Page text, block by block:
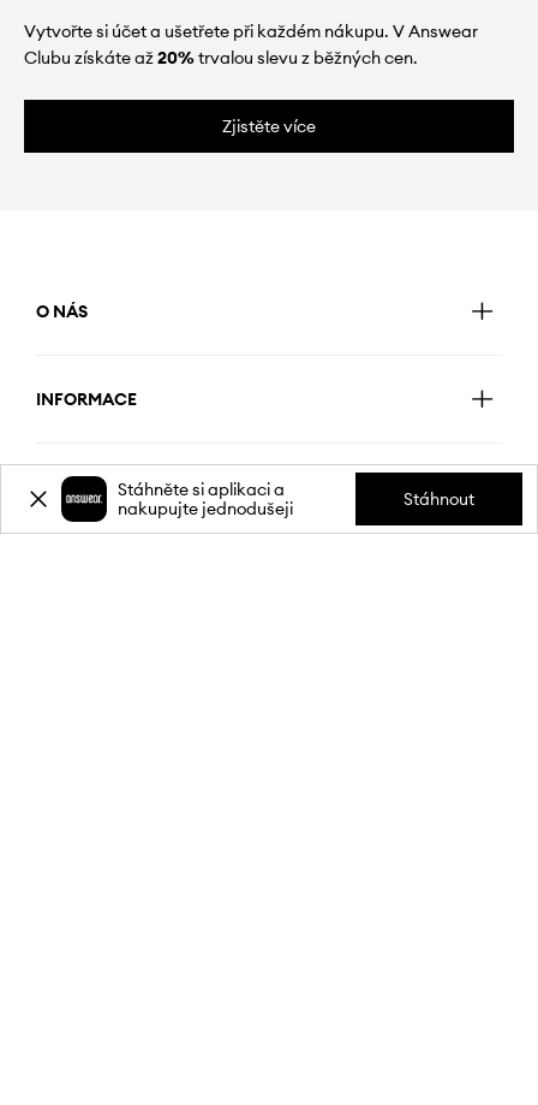
Vytvořte si účet a ušetřete při každém nákupu. V Answear
Clubu získáte až20%trvalou slevu z běžných cen.
Zjistěte více
O NÁS
INFORMACE
SLUŽBY ZÁKAZNÍKŮM
Stáhněte si aplikaci a
nakupujte jednodušeji
Stáhnout